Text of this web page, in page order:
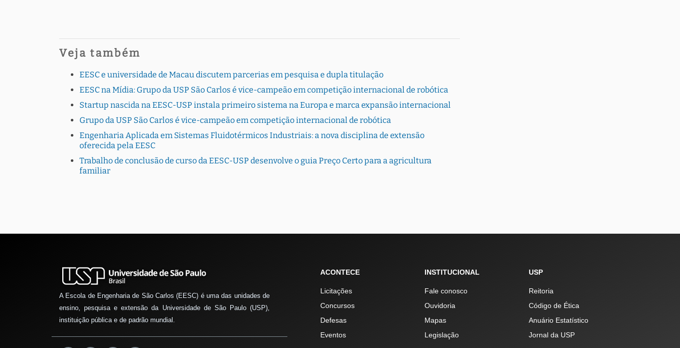
Veja também
EESC e universidade de Macau discutem parcerias em pesquisa e dupla titulação
EESC na Mídia: Grupo da USP São Carlos é vice-campeão em competição internacional de robótica
Startup nascida na EESC-USP instala primeiro sistema na Europa e marca expansão internacional
Grupo da USP São Carlos é vice-campeão em competição internacional de robótica
Engenharia Aplicada em Sistemas Fluidotérmicos Industriais: a nova disciplina de extensão
oferecida pela EESC
Trabalho de conclusão de curso da EESC-USP desenvolve o guia Preço Certo para a agricultura
familiar
A Escola de Engenharia de São Carlos (EESC) é uma das unidades de
ensino, pesquisa e extensão da Universidade de São Paulo (USP),
instituição pública e de padrão mundial.
ACONTECE
Licitações
Concursos
Defesas
Eventos
INSTITUCIONAL
Fale conosco
Ouvidoria
Mapas
Legislação
USP
Reitoria
Código de Ética
Anuário Estatístico
Jornal da USP